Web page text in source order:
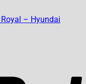
– Hyundai